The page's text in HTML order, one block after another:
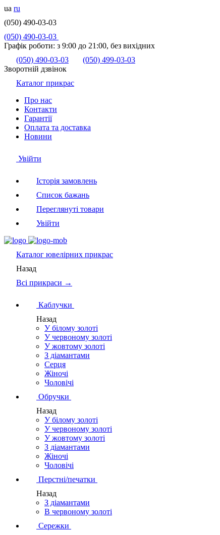
ua ru
(050) 490-03-03
(050) 490-03-03
Графік роботи: з 9:00 до 21:00, без вихідних
(050) 490-03-03
(050) 499-03-03
Зворотній дзвінок
Каталог прикрас
Про нас
Контакти
Гарантії
Оплата та доставка
Новини
Увійти
Історія замовлень
Список бажань
Переглянуті товари
Увійти
Каталог ювелірних прикрас
Назад
Всі прикраси →
Каблучки
Назад
У білому золоті
У червоному золоті
У жовтому золоті
З діамантами
Серця
Жіночі
Чоловічі
Обручки
Назад
У білому золоті
У червоному золоті
У жовтому золоті
З діамантами
Жіночі
Чоловічі
Перстні/печатки
Назад
З діамантами
В червоному золоті
Сережки